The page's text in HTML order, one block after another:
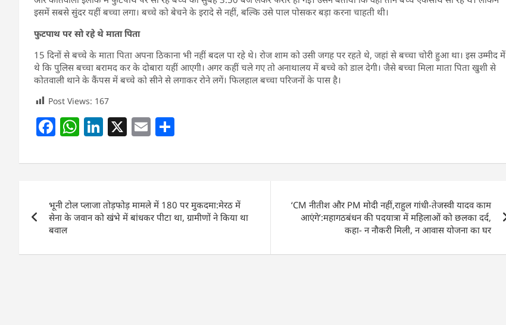
इसमें सबसे सुंदर यहीं बच्चा लगा। बच्चे को बेचने के इरादे से नहीं, बल्कि उसे पाल पोसकर बड़ा करना चाहती थी।
फुटपाथ पर सो रहे थे माता पिता
15 दिनों से बच्चे के माता पिता अपना ठिकाना भी नहीं बदल पा रहे थे। रोज शाम को उसी जगह पर रहते थे, जहां से बच्चा चोरी हुआ था। इस उम्मीद में
थे कि पुलिस बच्चा बरामद कर के दोबारा यहीं आएगी। अगर कहीं चले गए तो अनाथालय में बच्चे को डाल देगी। जैसे बच्चा मिला माता पिता खुशी से
कोतवाली थाने के कैंपस में बच्चे को सीने से लगाकर रोने लगें। फिलहाल बच्चा परिजनों के पास है।
Post Views: 167
F
c
b
o
o
k
W
at
A
p
Li
k
dI
n
X E
ai ar
navigation
भूनी टोल प्लाजा तोड़फोड़ मामले में 180 पर मुकदमा:मेरठ में
सेना के जवान को खंभे में बांधकर पीटा था, ग्रामीणों ने किया था
बवाल
‘CM नीतीश और PM मोदी नहीं,राहुल गांधी-तेजस्वी यादव काम
आएंगे’:महागठबंधन की पदयात्रा में महिलाओं को छलका दर्द,
कहा- न नौकरी मिली, न आवास योजना का घर